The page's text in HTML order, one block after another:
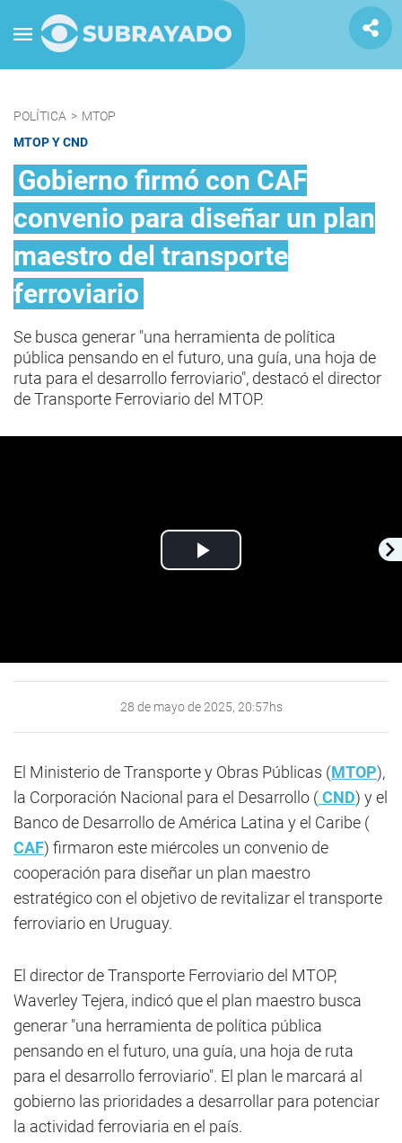
POLÍTICA > MTOP
MTOP Y CND
Gobierno firmó con CAF
convenio para diseñar un plan
maestro del transporte
ferroviario
Se busca generar "una herramienta de política
pública pensando en el futuro, una guía, una hoja de
ruta para el desarrollo ferroviario", destacó el director
de Transporte Ferroviario del MTOP.
Play
28 de mayo de 2025, 20:57hs
El Ministerio de Transporte y Obras Públicas (MTOP),
la Corporación Nacional para el Desarrollo (CND) y el
Banco de Desarrollo de América Latina y el Caribe (
CAF) firmaron este miércoles un convenio de
cooperación para diseñar un plan maestro
estratégico con el objetivo de revitalizar el transporte
ferroviario en Uruguay.
El director de Transporte Ferroviario del MTOP,
Waverley Tejera, indicó que el plan maestro busca
generar "una herramienta de política pública
pensando en el futuro, una guía, una hoja de ruta
para el desarrollo ferroviario". El plan le marcará al
gobierno las prioridades a desarrollar para potenciar
la actividad ferroviaria en el país.